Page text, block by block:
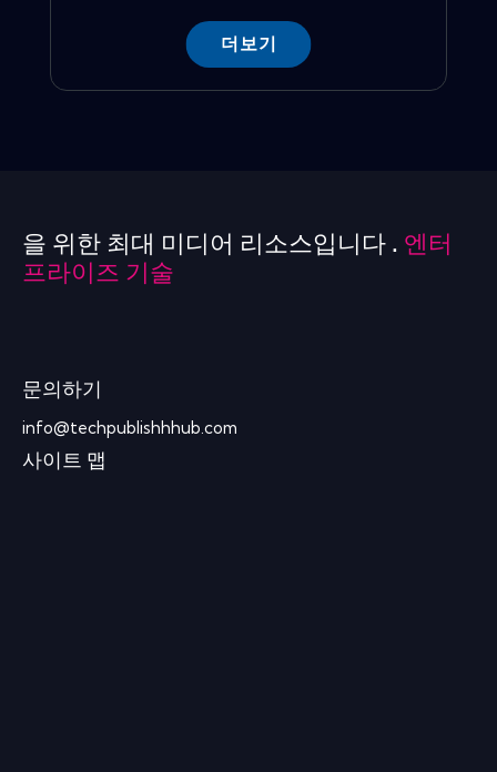
더보기
을 위한 최대 미디어 리소스입니다 . 엔터
프라이즈 기술
문의하기
info@techpublishhhub.com
사이트 맵